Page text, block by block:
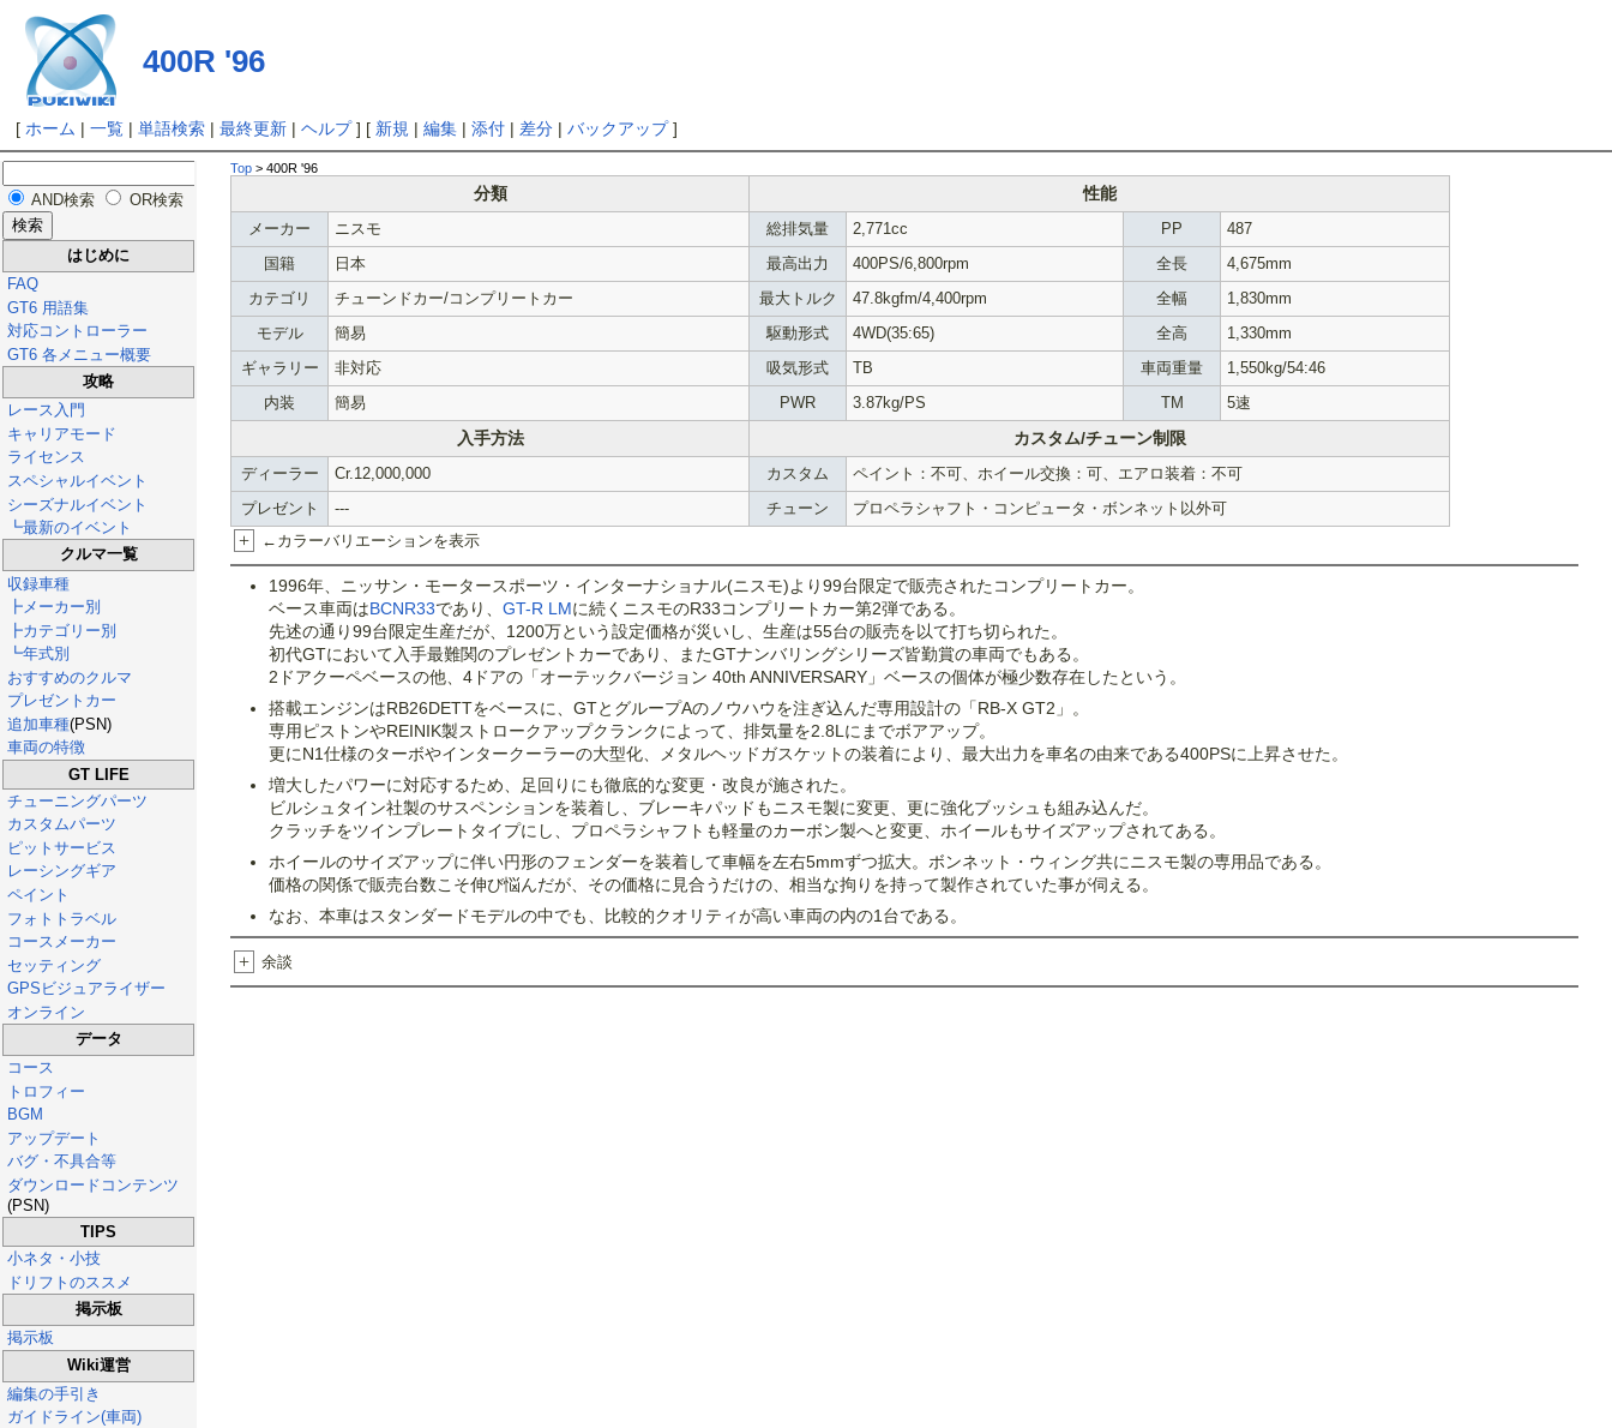
400R '96
[ ホーム |一覧 |単語検索 |最終更新 |ヘルプ] [ 新規 |編集 |添付 | 差分 |バックアップ]
AND検索 OR検索
はじめに
FAQ
GT6 用語集
対応コントローラー
GT6 各メニュー概要
攻略
レース入門
キャリアモード
ライセンス
スペシャルイベント
シーズナルイベント
┗最新のイベント
クルマ一覧
収録車種
┣メーカー別
┣カテゴリー別
┗年式別
おすすめのクルマ
プレゼントカー
追加車種(PSN)
車両の特徴
GT LIFE
チューニングパーツ
カスタムパーツ
ピットサービス
レーシングギア
ペイント
フォトトラベル
コースメーカー
セッティング
GPSビジュアライザー
オンライン
データ
コース
トロフィー
BGM
アップデート
バグ・不具合等
ダウンロードコンテンツ
(PSN)
TIPS
小ネタ・小技
ドリフトのススメ
掲示板
掲示板
Wiki運営
編集の手引き
ガイドライン(車両)
Top > 400R '96
分類 性能
メーカー ニスモ 総排気量 2,771cc PP
487
国籍
日本 最高出力 400PS/6,800rpm 全長
4,675mm
カテゴリ
チューンドカー/コンプリートカー 最大トルク 47.8kgfm/4,400rpm 全幅
1,830mm
モデル
簡易 駆動形式 4WD(35:65) 全高
1,330mm
ギャラリー
非対応 吸気形式 TB 車両重量
1,550kg/54:46
内装
簡易 PWR 3.87kg/PS TM 5速
入手方法 カスタム/チューン制限
ディーラー Cr.12,000,000 カスタム
ペイント：不可、ホイール交換：可、エアロ装着：不可
プレゼント
--- チューン プロペラシャフト・コンピュータ・ボンネット以外可
+ ←カラーバリエーションを表示
1996年、ニッサン・モータースポーツ・インターナショナル(ニスモ)より99台限定で販売されたコンプリートカー。
ベース車両はBCNR33であり、 GT-R LMに続くニスモのR33コンプリートカー第2弾である。
先述の通り99台限定生産だが、1200万という設定価格が災いし、生産は55台の販売を以て打ち切られた。
初代GTにおいて入手最難関のプレゼントカーであり、またGTナンバリングシリーズ皆勤賞の車両でもある。
2ドアクーペベースの他、4ドアの「オーテックバージョン 40th ANNIVERSARY」ベースの個体が極少数存在したという。
搭載エンジンはRB26DETTをベースに、GTとグループAのノウハウを注ぎ込んだ専用設計の「RB-X GT2」。
専用ピストンやREINIK製ストロークアップクランクによって、排気量を2.8Lにまでボアアップ。
更にN1仕様のターボやインタークーラーの大型化、メタルヘッドガスケットの装着により、最大出力を車名の由来である400PSに上昇させた。
増大したパワーに対応するため、足回りにも徹底的な変更・改良が施された。
ビルシュタイン社製のサスペンションを装着し、ブレーキパッドもニスモ製に変更、更に強化ブッシュも組み込んだ。
クラッチをツインプレートタイプにし、プロペラシャフトも軽量のカーボン製へと変更、ホイールもサイズアップされてある。
ホイールのサイズアップに伴い円形のフェンダーを装着して車幅を左右5mmずつ拡大。ボンネット・ウィング共にニスモ製の専用品である。
価格の関係で販売台数こそ伸び悩んだが、その価格に見合うだけの、相当な拘りを持って製作されていた事が伺える。
なお、本車はスタンダードモデルの中でも、比較的クオリティが高い車両の内の1台である。
+ 余談